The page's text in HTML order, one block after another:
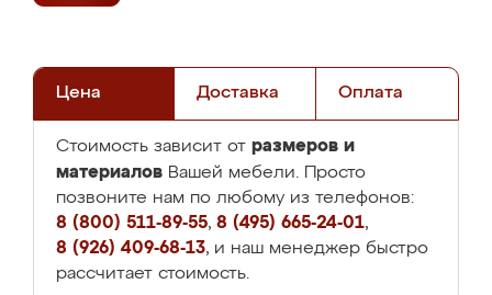
Цена Доставка Оплата
Стоимость зависит от размеров и
материалов Вашей мебели. Просто
позвоните нам по любому из телефонов:
8 (800) 511-89-55, 8 (495) 665-24-01,
8 (926) 409-68-13, и наш менеджер быстро
рассчитает стоимость.